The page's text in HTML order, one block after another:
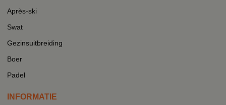
Après-ski
Swat
Gezinsuitbreiding
Boer
Padel
INFORMATIE